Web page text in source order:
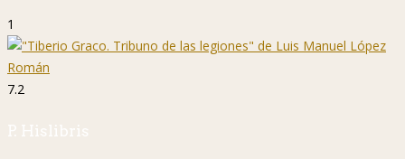
1
7.2
P. Hislibris